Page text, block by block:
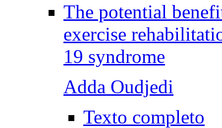
The potential
exercise
19 syndrome
Adda Oudjedi
Texto completo